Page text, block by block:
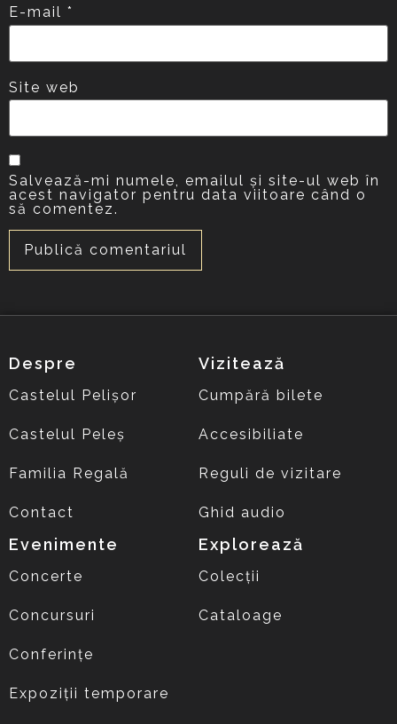
E-mail *
Site web
Salvează-mi numele, emailul și site-ul web în
acest navigator pentru data viitoare când o
să comentez.
Despre
Castelul Pelișor
Castelul Peleș
Familia Regală
Contact
Vizitează
Cumpără bilete
Accesibiliate
Reguli de vizitare
Ghid audio
Evenimente
Concerte
Concursuri
Conferințe
Expoziții temporare
Explorează
Colecții
Cataloage